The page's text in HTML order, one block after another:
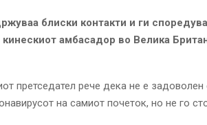
блиски контакти и ги
амбасадор во Велика
претседател рече дека не е
на самиот почеток, но не го